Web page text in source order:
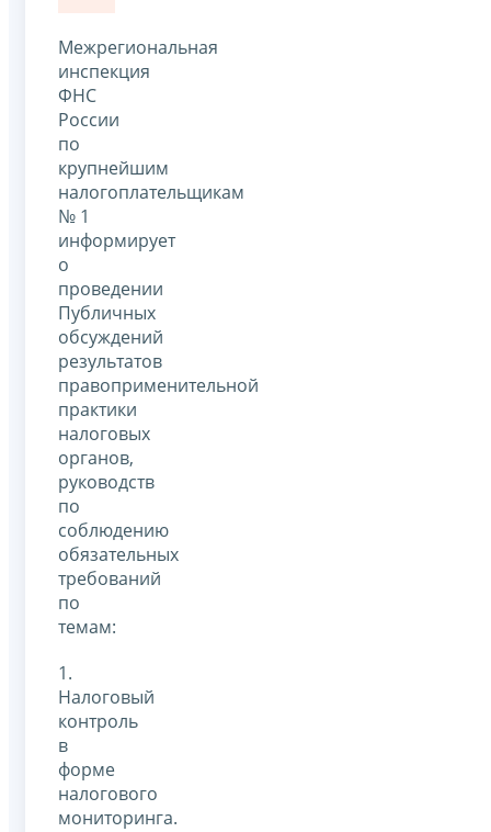
Межрегиональная
инспекция
ФНС
России
по
крупнейшим
налогоплательщикам
№ 1
информирует
о
проведении
Публичных
обсуждений
результатов
правоприменительной
практики
налоговых
органов,
руководств
по
соблюдению
обязательных
требований
по
темам:
1.
Налоговый
контроль
в
форме
налогового
мониторинга.